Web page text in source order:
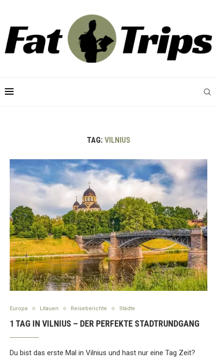
TAG: VILNIUS
Europa Litauen Reiseberichte Städte
1 TAG IN VILNIUS – DER PERFEKTE STADTRUNDGANG
Du bist das erste Mal in Vilnius und hast nur eine Tag Zeit?